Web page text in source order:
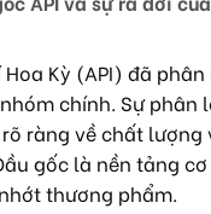
Hoa Kỳ (API) đã
chính. Sự phân
ràng về chất lượng
gốc là nền tảng
thương phẩm.